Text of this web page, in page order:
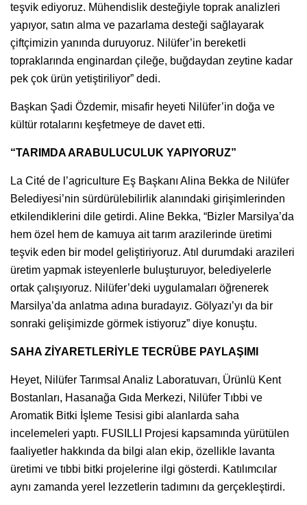
teşvik ediyoruz. Mühendislik desteğiyle toprak analizleri
yapıyor, satın alma ve pazarlama desteği sağlayarak
çiftçimizin yanında duruyoruz. Nilüfer’in bereketli
topraklarında enginardan çileğe, buğdaydan zeytine kadar
pek çok ürün yetiştiriliyor” dedi.
Başkan Şadi Özdemir, misafir heyeti Nilüfer’in doğa ve
kültür rotalarını keşfetmeye de davet etti.
“TARIMDA ARABULUCULUK YAPIYORUZ”
La Cité de l’agriculture Eş Başkanı Alina Bekka de Nilüfer
Belediyesi’nin sürdürülebilirlik alanındaki girişimlerinden
etkilendiklerini dile getirdi. Aline Bekka, “Bizler Marsilya’da
hem özel hem de kamuya ait tarım arazilerinde üretimi
teşvik eden bir model geliştiriyoruz. Atıl durumdaki arazileri
üretim yapmak isteyenlerle buluşturuyor, belediyelerle
ortak çalışıyoruz. Nilüfer’deki uygulamaları öğrenerek
Marsilya’da anlatma adına buradayız. Gölyazı’yı da bir
sonraki gelişimizde görmek istiyoruz” diye konuştu.
SAHA ZİYARETLERİYLE TECRÜBE PAYLAŞIMI
Heyet, Nilüfer Tarımsal Analiz Laboratuvarı, Ürünlü Kent
Bostanları, Hasanağa Gıda Merkezi, Nilüfer Tıbbi ve
Aromatik Bitki İşleme Tesisi gibi alanlarda saha
incelemeleri yaptı. FUSILLI Projesi kapsamında yürütülen
faaliyetler hakkında da bilgi alan ekip, özellikle lavanta
üretimi ve tıbbi bitki projelerine ilgi gösterdi. Katılımcılar
aynı zamanda yerel lezzetlerin tadımını da gerçekleştirdi.